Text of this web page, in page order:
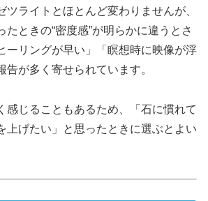
ツライトとほとんど変わりませんが、
たときの“密度感”が明らかに違うとさ
ーリングが早い」「瞑想時に映像が浮
告が多く寄せられています。
感じることもあるため、「石に慣れて
上げたい」と思ったときに選ぶとよい